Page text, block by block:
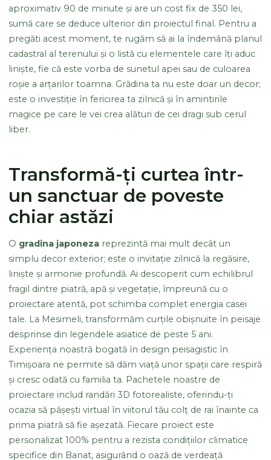
aproximativ 90 de minute și are un cost fix de 350 lei,
sumă care se deduce ulterior din proiectul final. Pentru a
pregăti acest moment, te rugăm să ai la îndemână planul
cadastral al terenului și o listă cu elementele care îți aduc
liniște, fie că este vorba de sunetul apei sau de culoarea
roșie a arțarilor toamna. Grădina ta nu este doar un decor;
este o investiție în fericirea ta zilnică și în amintirile
magice pe care le vei crea alături de cei dragi sub cerul
liber.
Transformă-ți curtea într-
un sanctuar de poveste
chiar astăzi
O gradina japoneza reprezintă mai mult decât un
simplu decor exterior; este o invitație zilnică la regăsire,
liniște și armonie profundă. Ai descoperit cum echilibrul
fragil dintre piatră, apă și vegetație, împreună cu o
proiectare atentă, pot schimba complet energia casei
tale. La Mesimeli, transformăm curțile obișnuite în peisaje
desprinse din legendele asiatice de peste 5 ani.
Experiența noastră bogată în design peisagistic în
Timișoara ne permite să dăm viață unor spații care respiră
și cresc odată cu familia ta. Pachetele noastre de
proiectare includ randări 3D fotorealiste, oferindu-ți
ocazia să pășești virtual în viitorul tău colț de rai înainte ca
prima piatră să fie așezată. Fiecare proiect este
personalizat 100% pentru a rezista condițiilor climatice
specifice din Banat, asigurând o oază de verdeață